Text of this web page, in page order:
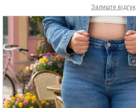
Залиште відгук